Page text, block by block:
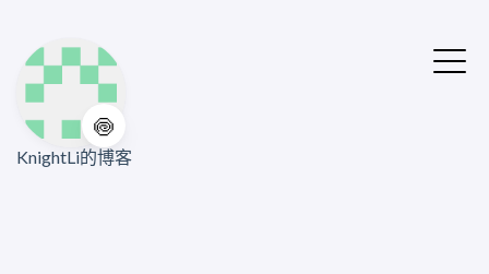
🍥
KnightLi的博客